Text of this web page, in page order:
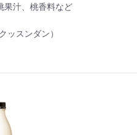
汁、桃香料など
ッスンダン）